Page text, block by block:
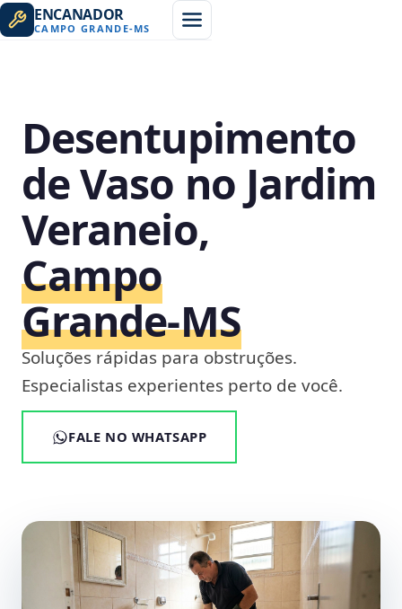
ENCANADOR
CAMPO GRANDE-MS
Desentupimento
de Vaso no Jardim
Veraneio,
Campo
Grande‑MS
Soluções rápidas para obstruções.
Especialistas experientes perto de você.
FALE NO WHATSAPP